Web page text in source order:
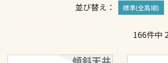
並び替え 標準(全高順)
166件中